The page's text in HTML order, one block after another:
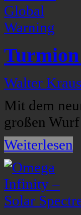
Walter Kraus
Mit dem
großen
Weiterlesen